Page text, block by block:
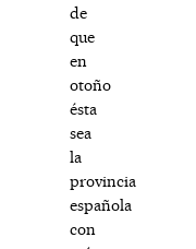
de
que
en
otoño
ésta
sea
la
provincia
española
con